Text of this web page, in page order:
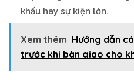
khấu hay sự kiện lớn.
Xem thêm Hướng dẫn
trước khi bàn giao cho